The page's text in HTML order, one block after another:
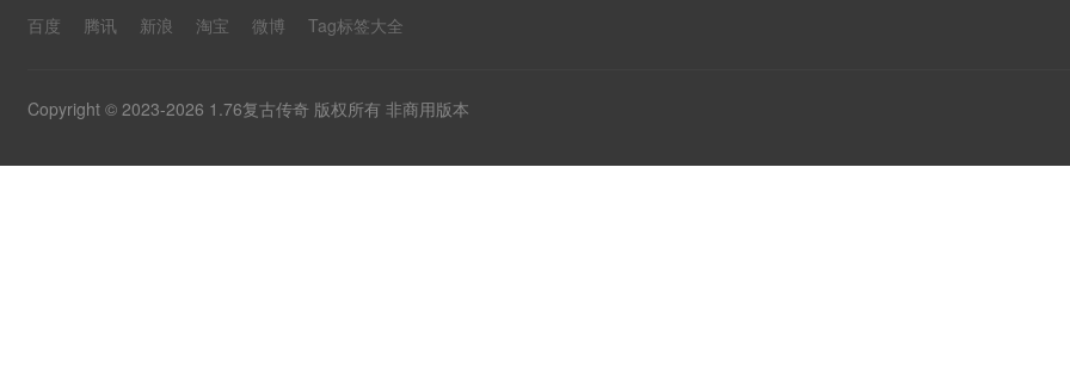
百度 腾讯 新浪 淘宝 微博 Tag标签大全
Copyright © 2023-2026 1.76复古传奇 版权所有 非商用版本